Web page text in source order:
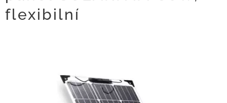
flexibilní